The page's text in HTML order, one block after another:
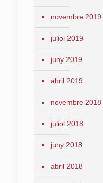
novembre 2019
juliol 2019
juny 2019
abril 2019
novembre 2018
juliol 2018
juny 2018
abril 2018